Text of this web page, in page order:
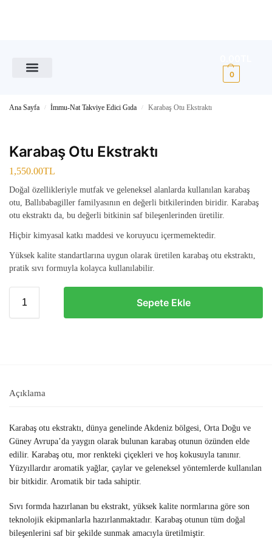
0
Ana Sayfa / İmmu-Nat Takviye Edici Gıda / Karabaş Otu Ekstraktı
Karabaş Otu Ekstraktı
1,550.00TL
Doğal özellikleriyle mutfak ve geleneksel alanlarda kullanılan karabaş
otu, Ballıbabagiller familyasının en değerli bitkilerinden biridir. Karabaş
otu ekstraktı da, bu değerli bitkinin saf bileşenlerinden üretilir.
Hiçbir kimyasal katkı maddesi ve koruyucu içermemektedir.
Yüksek kalite standartlarına uygun olarak üretilen karabaş otu ekstraktı,
pratik sıvı formuyla kolayca kullanılabilir.
Sepete Ekle
Açıklama
Karabaş otu ekstraktı, dünya genelinde Akdeniz bölgesi, Orta Doğu ve
Güney Avrupa’da yaygın olarak bulunan karabaş otunun özünden elde
edilir. Karabaş otu, mor renkteki çiçekleri ve hoş kokusuyla tanınır.
Yüzyıllardır aromatik yağlar, çaylar ve geleneksel yöntemlerde kullanılan
bir bitkidir. Aromatik bir tada sahiptir.
Sıvı formda hazırlanan bu ekstrakt, yüksek kalite normlarına göre son
teknolojik ekipmanlarla hazırlanmaktadır. Karabaş otunun tüm doğal
bileşenlerini saf bir şekilde sunmak amacıyla üretilmiştir.